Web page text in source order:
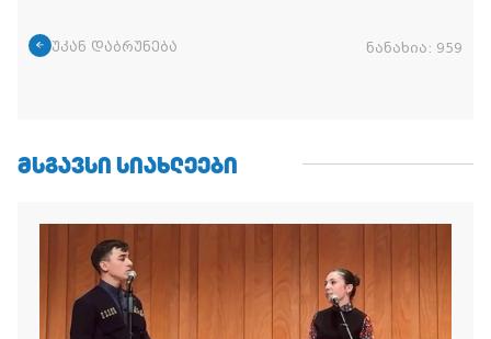
უკან დაბრუნება ნანახია: 959
ᲛᲡᲒᲐᲕᲡᲘ ᲡᲘᲐᲮᲚᲔᲔᲑᲘ